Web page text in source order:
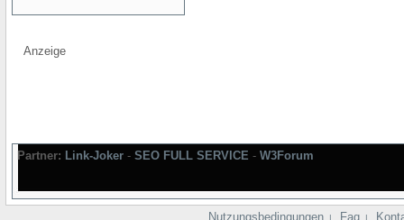
Anzeige
Partner: Link-Joker - SEO FULL SERVICE - W3Forum
Nutzungsbedingungen | Faq |